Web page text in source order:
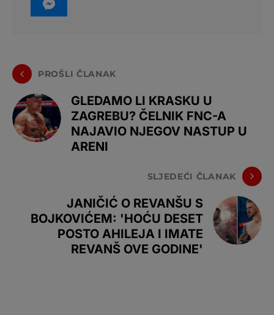
PROŠLI ČLANAK
GLEDAMO LI KRASKU U
ZAGREBU? ČELNIK FNC-A
NAJAVIO NJEGOV NASTUP U
ARENI
SLJEDEĆI ČLANAK
JANIČIĆ O REVANŠU S
BOJKOVIĆEM: 'HOĆU DESET
POSTO AHILEJA I IMATE
REVANŠ OVE GODINE'